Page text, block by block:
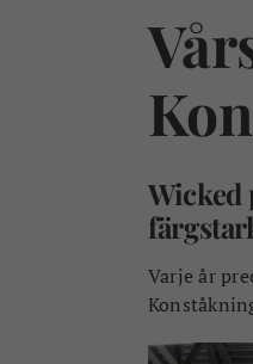
Wicked
Varje år